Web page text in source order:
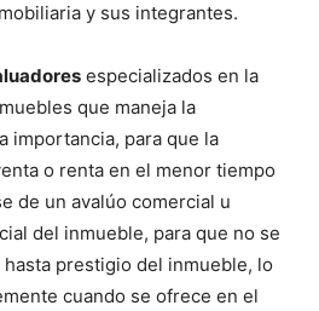
y sus integrantes.
especializados en la
que maneja la
importancia, para que la
o renta en el menor tiempo
de un avalúo comercial u
del inmueble, para que no se
prestigio del inmueble, lo
cuando se ofrece en el